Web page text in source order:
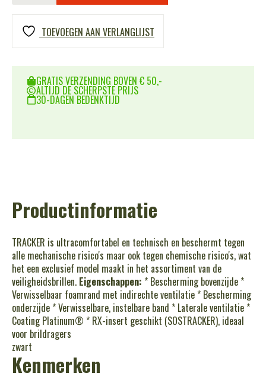
(TRACPSi)
clear
platinum
#17
aantal
TOEVOEGEN AAN VERLANGLIJST
GRATIS VERZENDING BOVEN € 50,-
ALTIJD DE SCHERPSTE PRIJS
30-DAGEN BEDENKTIJD
Productinformatie
TRACKER is ultracomfortabel en technisch en beschermt tegen
alle mechanische risico's maar ook tegen chemische risico's, wat
het een exclusief model maakt in het assortiment van de
veiligheidsbrillen. Eigenschappen: * Bescherming bovenzijde *
Verwisselbaar foamrand met indirechte ventilatie * Bescherming
onderzijde * Verwisselbare, instelbare band * Laterale ventilatie *
Coating Platinum® * RX-insert geschikt (SOSTRACKER), ideaal
voor brildragers
zwart
Kenmerken